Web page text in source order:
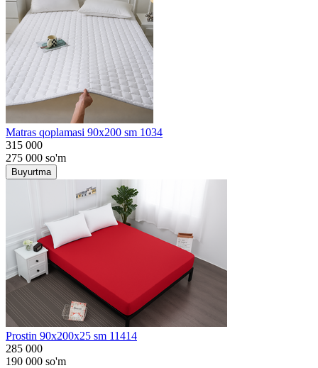
Matras qoplamasi 90x200 sm 1034
315 000
275 000 so'm
Buyurtma
Prostin 90x200x25 sm 11414
285 000
190 000 so'm